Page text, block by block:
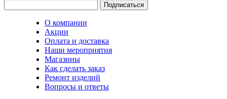
О компании
Акции
Оплата и доставка
Наши мероприятия
Магазины
Как сделать заказ
Ремонт изделий
Вопросы и ответы